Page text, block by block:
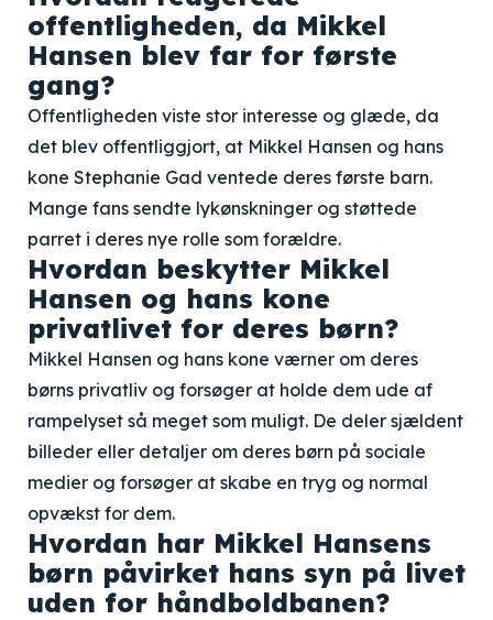
offentligheden, da Mikkel
Hansen blev far for første
gang?
Offentligheden viste stor interesse og glæde, da
det blev offentliggjort, at Mikkel Hansen og hans
kone Stephanie Gad ventede deres første barn.
Mange fans sendte lykønskninger og støttede
parret i deres nye rolle som forældre.
Hvordan beskytter Mikkel
Hansen og hans kone
privatlivet for deres børn?
Mikkel Hansen og hans kone værner om deres
børns privatliv og forsøger at holde dem ude af
rampelyset så meget som muligt. De deler sjældent
billeder eller detaljer om deres børn på sociale
medier og forsøger at skabe en tryg og normal
opvækst for dem.
Hvordan har Mikkel Hansens
børn påvirket hans syn på livet
uden for håndboldbanen?